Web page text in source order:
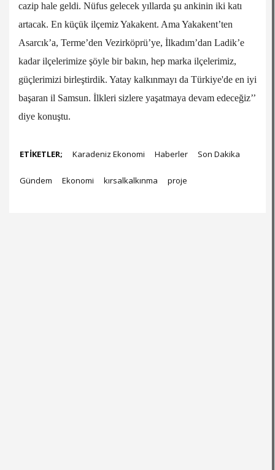
cazip hale geldi. Nüfus gelecek yıllarda şu ankinin iki katı
artacak. En küçük ilçemiz Yakakent. Ama Yakakent’ten
Asarcık’a, Terme’den Vezirköprü’ye, İlkadım’dan Ladik’e
kadar ilçelerimize şöyle bir bakın, hep marka ilçelerimiz,
güçlerimizi birleştirdik. Yatay kalkınmayı da Türkiye'de en iyi
başaran il Samsun. İlkleri sizlere yaşatmaya devam edeceğiz’’
diye konuştu.
ETİKETLER; Karadeniz Ekonomi Haberler Son Dakika
Gündem Ekonomi kırsalkalkınma proje